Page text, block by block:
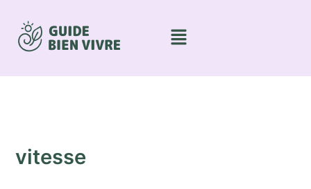
contenu
Menu
vitesse